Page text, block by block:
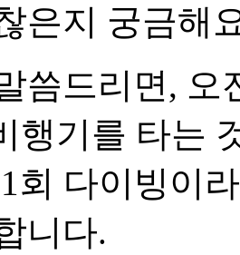
은지 궁금해
씀드리면,
행기를 타는
회 다이빙이
니다.